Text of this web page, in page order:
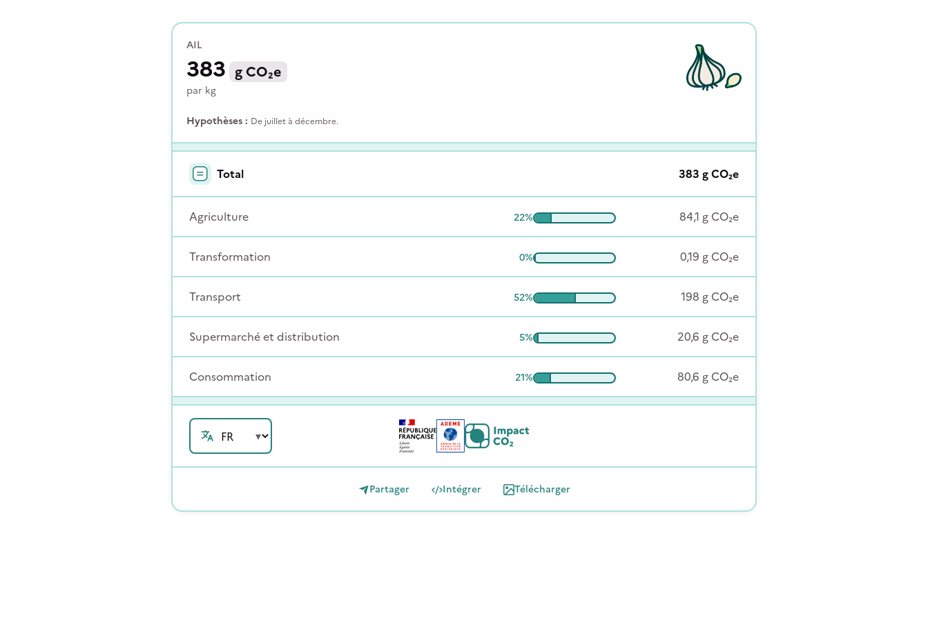
AIL
383 g CO₂e
par kg
Hypothèses : De juillet à décembre.
Total 383 gCO₂e
Agriculture 22% 84,1 g CO₂e
Transformation 0% 0,19 g CO₂e
Transport 52% 198 g CO₂e
Supermarché et distribution 5% 20,6 g CO₂e
Consommation 21% 80,6 g CO₂e
Partager Intégrer Télécharger